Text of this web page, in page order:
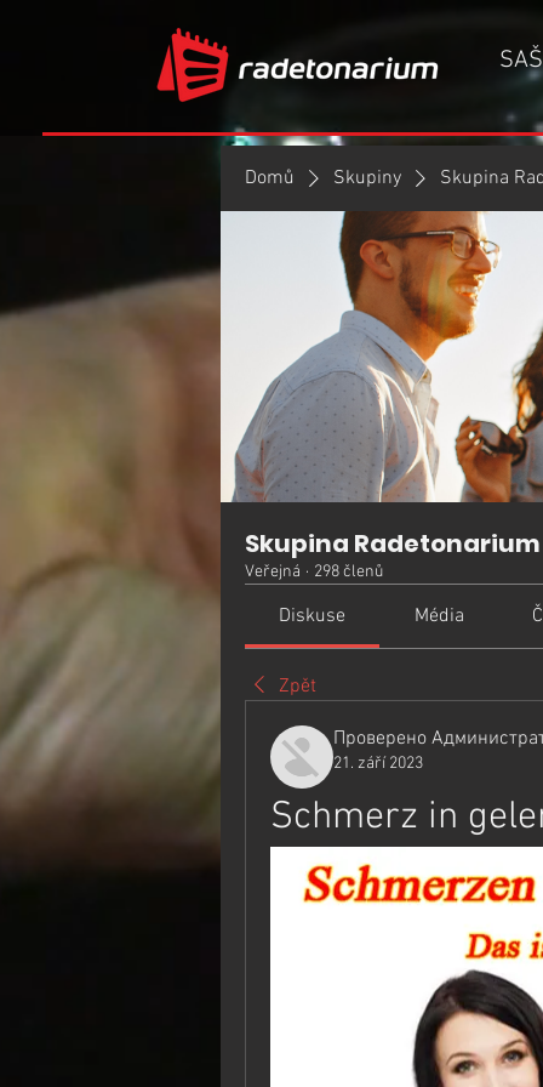
Domů Skupiny Skupina
Skupina Radetonarium
Veřejná · 298 členů
Diskuse Média
Zpět
Проверено
21. září 2023
Schmerz in